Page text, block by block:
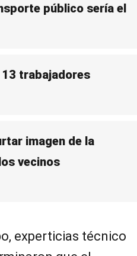
público sería el
trabajadores
imagen de la
vecinos
experticias técnico